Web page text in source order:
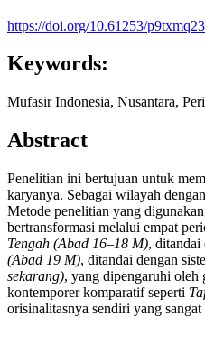
https://doi.org/10.61253/p9txmq23
Keywords:
Mufasir Indonesia, Nusantara,
Abstract
Penelitian ini bertujuan untuk
karyanya. Sebagai wilayah
Metode penelitian yang
bertransformasi melalui empat
Tengah (Abad 16–18 M), ditandai
(Abad 19 M), ditandai dengan
sekarang), yang dipengaruhi oleh
kontemporer komparatif seperti
orisinalitasnya sendiri yang